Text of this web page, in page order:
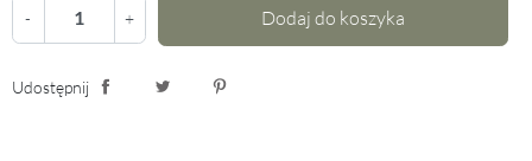
- + Dodaj do koszyka
Udostępnij